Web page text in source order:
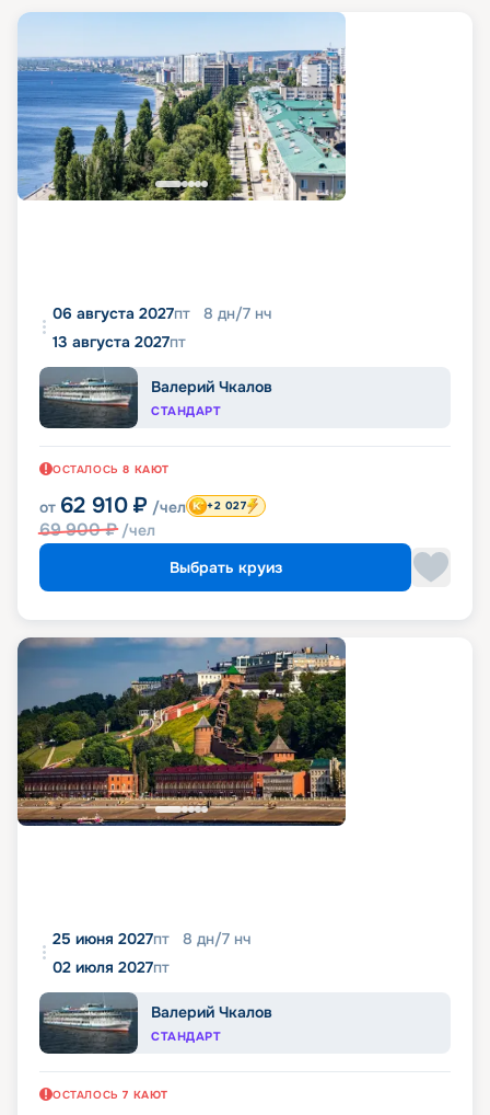
06 августа 2027пт 8 дн/7 нч
13 августа 2027пт
Валерий Чкалов
СТАНДАРТ
ОСТАЛОСЬ 8 КАЮТ
от 62 910 ₽ /чел
69 900₽ /чел
+2 027
Выбрать круиз
25 июня 2027пт 8 дн/7 нч
02 июля 2027пт
Валерий Чкалов
СТАНДАРТ
ОСТАЛОСЬ 7 КАЮТ